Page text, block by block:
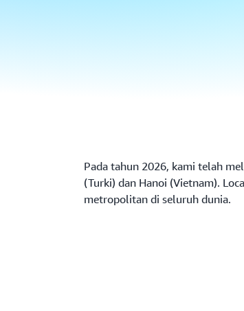
Pada tahun 2026, kami telah
(Turki) dan Hanoi (Vietnam).
metropolitan di seluruh dunia.